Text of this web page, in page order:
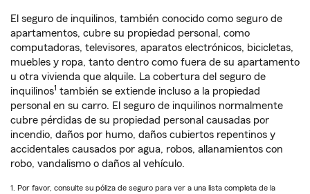
El seguro de inquilinos, también conocido como seguro de
apartamentos, cubre su propiedad personal, como
computadoras, televisores, aparatos electrónicos, bicicletas,
muebles y ropa, tanto dentro como fuera de su apartamento
u otra vivienda que alquile. La cobertura del seguro de
inquilinos1 también se extiende incluso a la propiedad
personal en su carro. El seguro de inquilinos normalmente
cubre pérdidas de su propiedad personal causadas por
incendio, daños por humo, daños cubiertos repentinos y
accidentales causados por agua, robos, allanamientos con
robo, vandalismo o daños al vehículo.
1. Por favor, consulte su póliza de seguro para ver a una lista completa de la